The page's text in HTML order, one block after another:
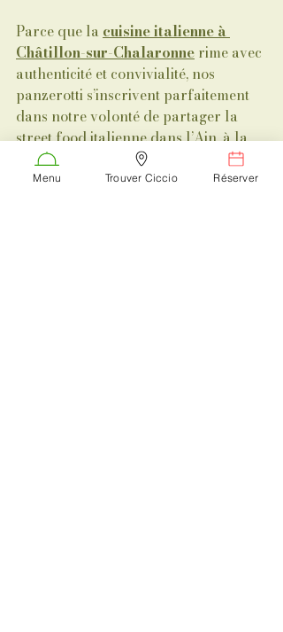
Parce que la cuisine italienne à
Châtillon-sur-Chalaronne rime avec
authenticité et convivialité, nos
panzerotti s’inscrivent parfaitement
dans notre volonté de partager la
street food italienne dans l’Ain, à la
fois simple, rapide et pleine de
caractère.
Menu Trouver Ciccio Réserver